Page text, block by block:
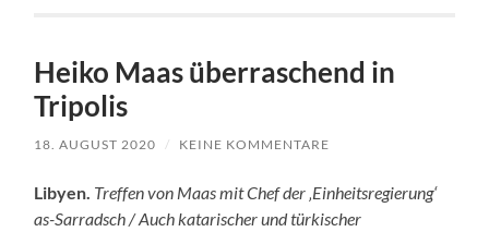
Heiko Maas überraschend in
Tripolis
18. AUGUST 2020 / KEINE KOMMENTARE
Libyen. Treffen von Maas mit Chef der ‚Einheitsregierung‘
as-Sarradsch / Auch katarischer und türkischer